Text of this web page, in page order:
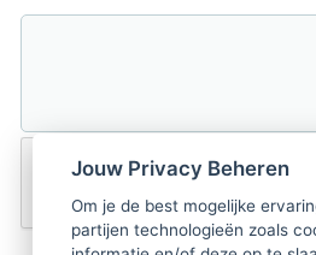
Jouw Privacy Beheren
Om je de best mogelijke
partijen technologieën zoals